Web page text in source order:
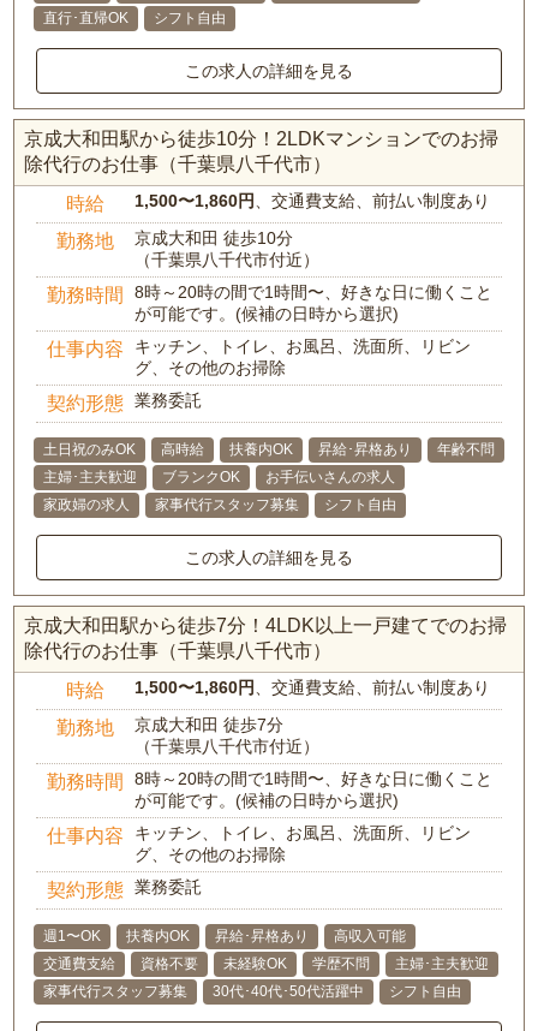
直行･直帰OK シフト自由
この求人の詳細を見る
京成大和田駅から徒歩10分！2LDKマンションでのお掃
除代行のお仕事（千葉県八千代市）
時給 1,500〜1,860円、交通費支給、前払い制度あり
勤務地
京成大和田 徒歩10分
（千葉県八千代市付近）
勤務時間
8時～20時の間で1時間〜、好きな日に働くこと
が可能です。(候補の日時から選択)
仕事内容
キッチン、トイレ、お風呂、洗面所、リビン
グ、その他のお掃除
契約形態 業務委託
土日祝のみOK 高時給 扶養内OK 昇給･昇格あり
年齢不問
主婦･主夫歓迎
ブランクOK
お手伝いさんの求人
家政婦の求人
家事代行スタッフ募集 シフト自由
この求人の詳細を見る
京成大和田駅から徒歩7分！4LDK以上一戸建てでのお掃
除代行のお仕事（千葉県八千代市）
時給 1,500〜1,860円、交通費支給、前払い制度あり
勤務地
京成大和田 徒歩7分
（千葉県八千代市付近）
勤務時間
8時～20時の間で1時間〜、好きな日に働くこと
が可能です。(候補の日時から選択)
仕事内容
キッチン、トイレ、お風呂、洗面所、リビン
グ、その他のお掃除
契約形態 業務委託
週1〜OK 扶養内OK 昇給･昇格あり
高収入可能
交通費支給
資格不要 未経験OK 学歴不問
主婦･主夫歓迎
家事代行スタッフ募集
30代･40代･50代活躍中 シフト自由